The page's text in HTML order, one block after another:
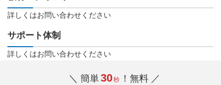
詳しくはお問い合わせください
サポート体制
詳しくはお問い合わせください
＼ 簡単30秒 ！無料 ／